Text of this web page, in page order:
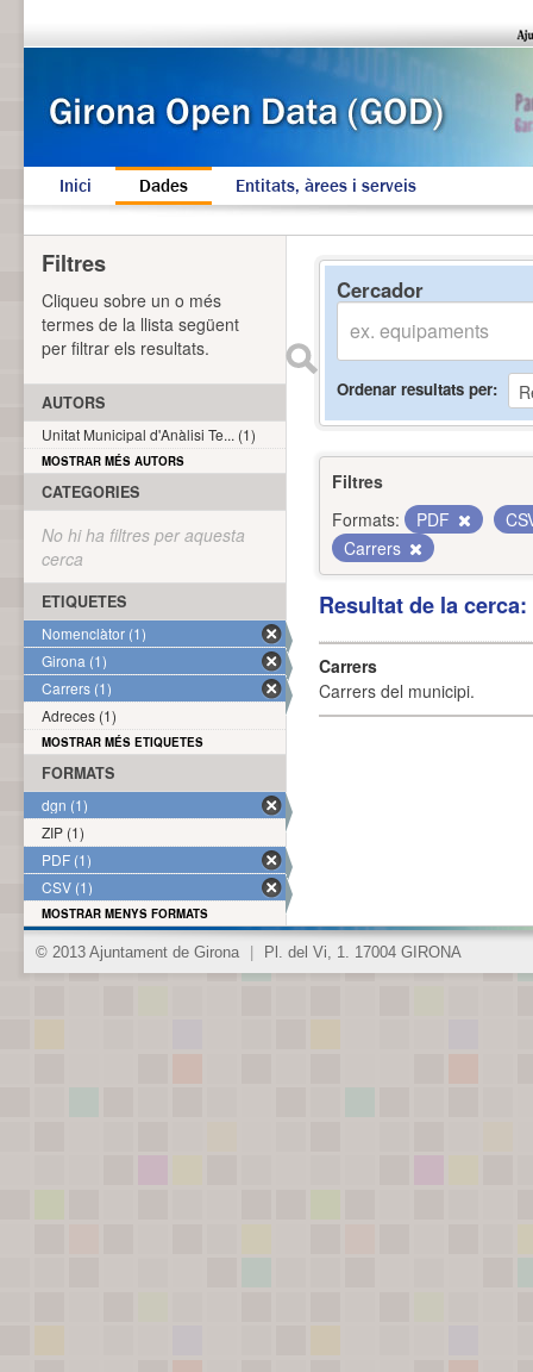
Inici Dades Entitats, àrees i serveis
Cercador
Ordenar resultats per
Filtres
Formats:
PDF
Carrers
Resultat de la
Carrers
Carrers del municipi.
Filtres
Cliqueu sobre un o més
termes de la llista següent
per filtrar els resultats.
AUTORS
Unitat Municipal d'Anàlisi Te... (1)
MOSTRAR MÉS AUTORS
CATEGORIES
No hi ha filtres per aquesta
cerca
ETIQUETES
Nomenclàtor (1)
Girona (1)
Carrers (1)
Adreces (1)
MOSTRAR MÉS ETIQUETES
FORMATS
dgn (1)
ZIP (1)
PDF (1)
CSV (1)
MOSTRAR MENYS FORMATS
© 2013 Ajuntament de Girona Pl. del Vi, 1. 17004 GIRONA